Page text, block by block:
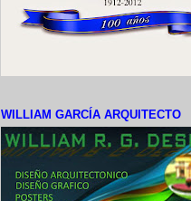
WILLIAM GARCÍA ARQUITECTO